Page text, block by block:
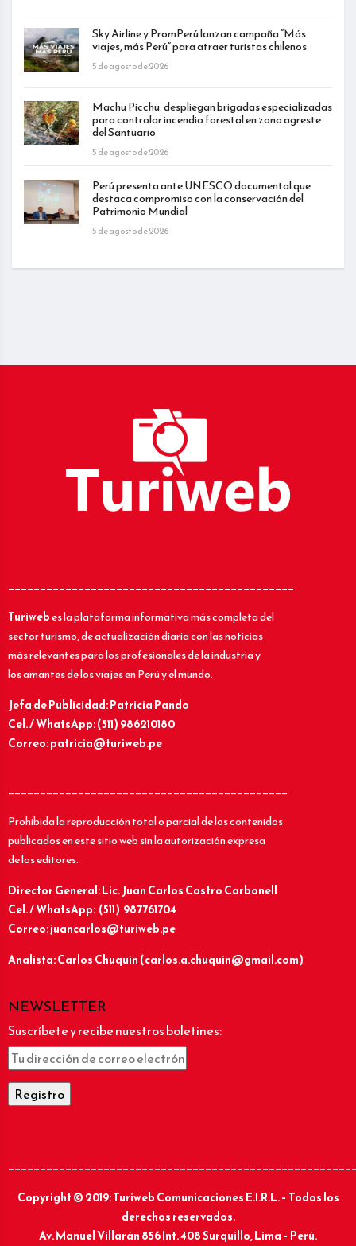
Sky Airline y PromPerú lanzan campaña “Más
viajes, más Perú” para atraer turistas chilenos
5 de agosto de 2026
Machu Picchu: despliegan brigadas especializadas
para controlar incendio forestal en zona agreste
del Santuario
5 de agosto de 2026
Perú presenta ante UNESCO documental que
destaca compromiso con la conservación del
Patrimonio Mundial
5 de agosto de 2026
_____________________________________________
Turiwebes la plataforma informativa más completa del
sector turismo, de actualización diaria con las noticias
más relevantes para los profesionales de la industria y
los amantes de los viajes en Perú y el mundo.
Jefa de Publicidad: Patricia Pando
Cel. / WhatsApp: (511) 986210180
Correo: patricia@turiweb.pe
____________________________________________
Prohibida la reproducción total o parcial de los contenidos
publicados en este sitio web sin la autorización expresa
de los editores.
Director General: Lic.Juan Carlos Castro Carbonell
Cel. / WhatsApp: (511) 987761704
Correo: juancarlos@turiweb.pe
Analista: Carlos Chuquín (carlos.a.chuquin@gmail.com)
NEWSLETTER
Suscríbete y recibe nuestros boletines:
Copyright © 2019: Turiweb Comunicaciones E.I.R.L. – Todos los
derechos reservados.
Av. Manuel Villarán 856 Int. 408 Surquillo, Lima – Perú.